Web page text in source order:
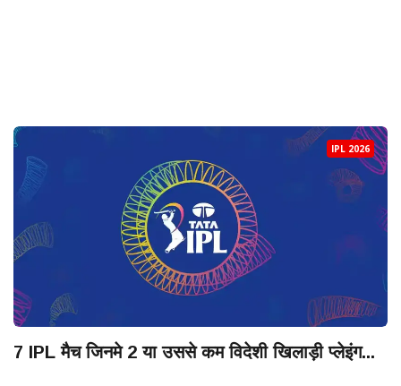
IPL 2026
7 IPL मैच जिनमे 2 या उससे कम विदेशी खिलाड़ी प्लेइंग...